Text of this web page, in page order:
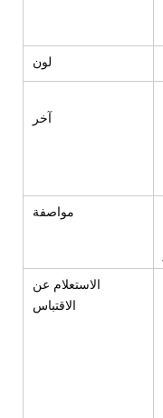
لون
آخر
مواصفة
الاستعلام عن
الاقتباس